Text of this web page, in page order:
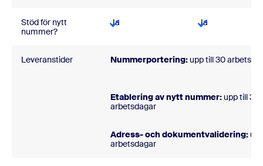
Stöd för nytt
nummer?
Ja Ja
Leveranstider Nummerportering:upp till 30
Etablering av nytt nummer:upp till 3
Adress- och dokumentvalidering:
arbetsdagar